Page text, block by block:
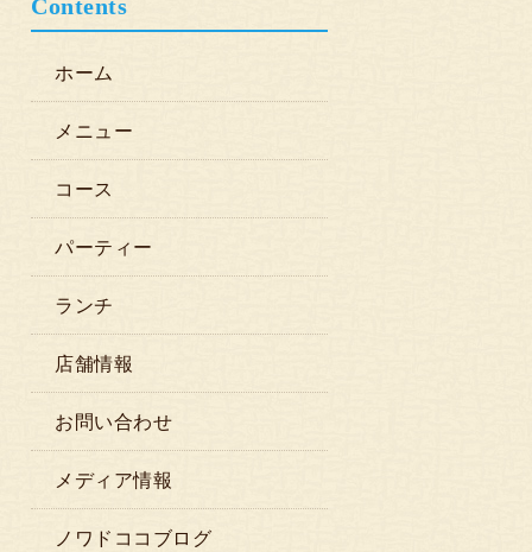
Contents
ホーム
メニュー
コース
パーティー
ランチ
店舗情報
お問い合わせ
メディア情報
ノワドココブログ